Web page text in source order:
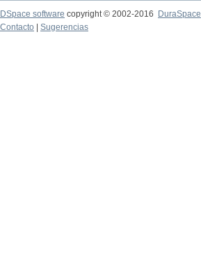
DSpace software copyright © 2002-2016
DuraSpace
Contacto
Sugerencias